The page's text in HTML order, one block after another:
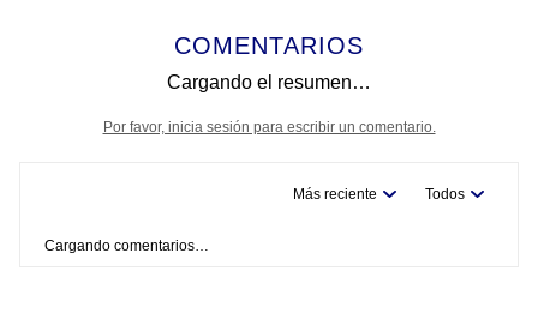
COMENTARIOS
Cargando el resumen…
Por favor, inicia sesión para escribir un comentario.
Más reciente Todos
Cargando comentarios…